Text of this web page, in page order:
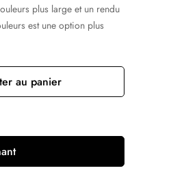
plus large et un rendu
est une option plus
au panier